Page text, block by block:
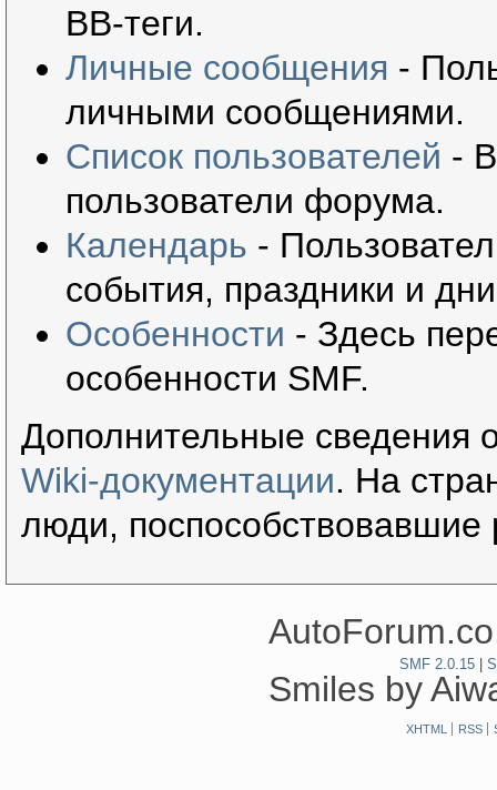
BB-теги.
Личные сообщения -
личными сообщениями.
Список пользователей -
пользователи форума.
Календарь -
события, праздники и
Особенности - Здесь
особенности SMF.
Дополнительные сведения
Wiki-документации. На
люди, поспособствовавшие
SMF 2.0.15 |
Smiles by
XHTML RSS